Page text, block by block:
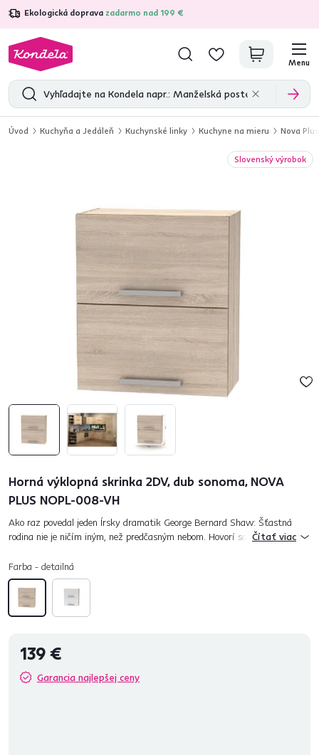
Ekologická doprava zadarmo nad 199 €
4,7 31 285overených produktových recenzií
Menu
Úvod Kuchyňa a Jedáleň Kuchynské linky Kuchyne na mieru Nova
Slovenský výrobok
Horná výklopná skrinka 2DV, dub sonoma, NOVA
PLUS NOPL-008-VH
Ako raz povedal jeden Írsky dramatik George Bernard Shaw: Šťastná
rodina nie je ničím iným, než predčasným nebom. Hovorí sa, že láska ide
Čítať viac
Farba - detailná
139 €
Garancia najlepšej ceny